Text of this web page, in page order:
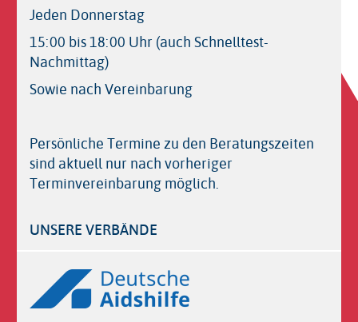
Jeden Donnerstag
15:00 bis 18:00 Uhr (auch Schnelltest-
Nachmittag)
Sowie nach Vereinbarung
Persönliche Termine zu den Beratungszeiten
sind aktuell nur nach vorheriger
Terminvereinbarung möglich.
UNSERE VERBÄNDE
Logos